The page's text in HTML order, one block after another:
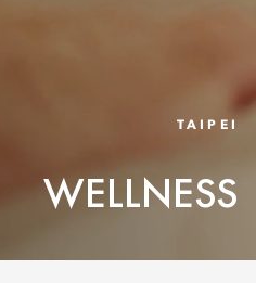
TAIPEI
WELLNESS